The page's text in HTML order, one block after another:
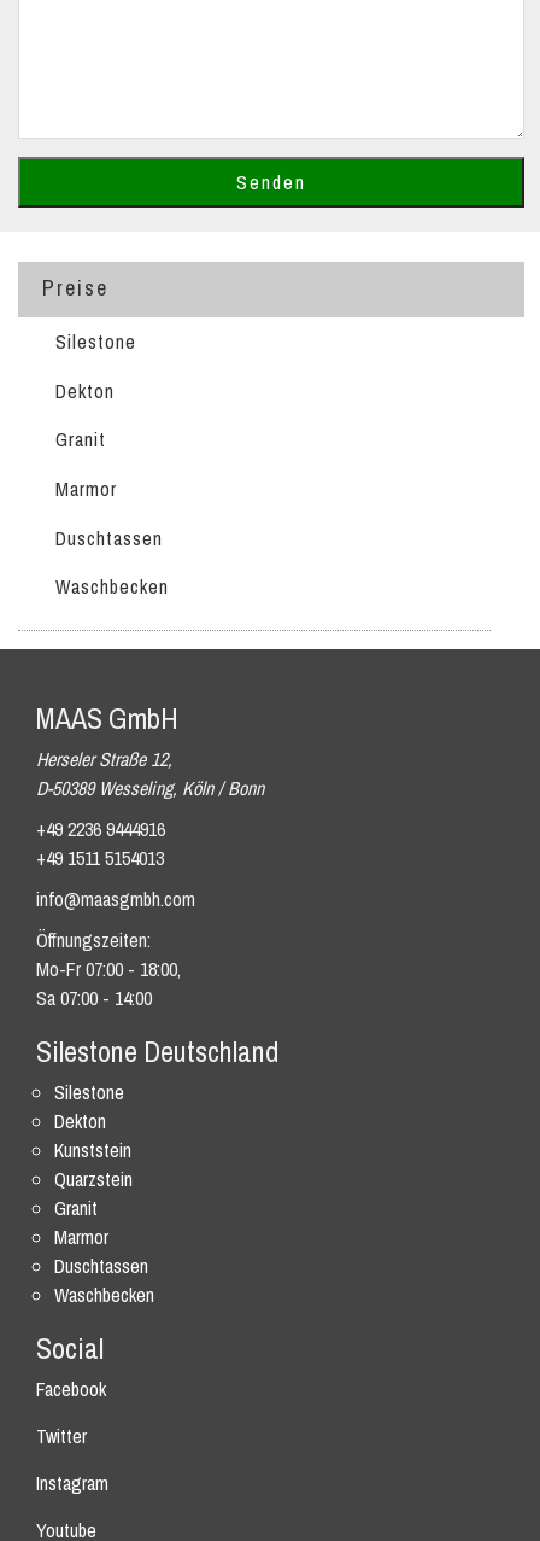
Preise
Silestone
Dekton
Granit
Marmor
Duschtassen
Waschbecken
MAAS GmbH
Herseler Straße 12,
D-50389 Wesseling, Köln / Bonn
+49 2236 9444916
+49 1511 5154013
info@maasgmbh.com
Öffnungszeiten:
Mo-Fr 07:00 - 18:00,
Sa 07:00 - 14:00
Silestone Deutschland
Silestone
Dekton
Kunststein
Quarzstein
Granit
Marmor
Duschtassen
Waschbecken
Social
Facebook
Twitter
Instagram
Youtube